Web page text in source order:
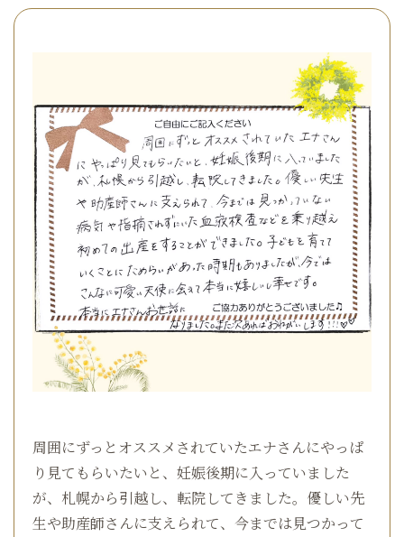
周囲にずっとオススメされていたエナさんにやっぱ
り見てもらいたいと、妊娠後期に入っていました
が、札幌から引越し、転院してきました。優しい先
生や助産師さんに支えられて、今までは見つかって